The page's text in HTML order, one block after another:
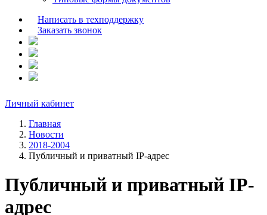
Написать в техподдержку
Заказать звонок
Личный кабинет
Главная
Новости
2018-2004
Публичный и приватный IP-адрес
Публичный и приватный IP-
адрес